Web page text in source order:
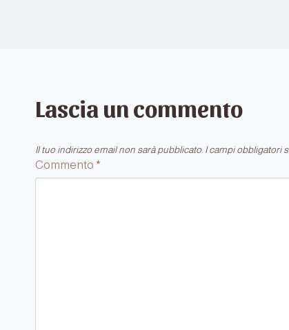
Lascia un commento
Il tuo indirizzo email non sarà pubblicato. I campi obbligatori
Commento *